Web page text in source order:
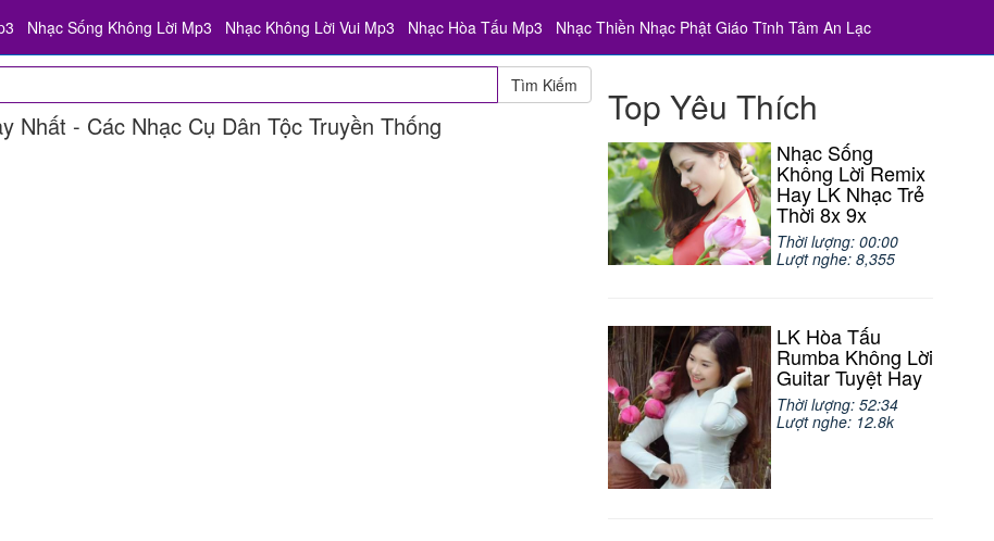
Nhạc Sống Không Lời Mp3 Nhạc Không Lời Vui Mp3 Nhạc Hòa Tấu Mp3 Nhạc Thiền Nhạc Phật Giáo Tĩnh Tâm An Lạc
Tìm Kiếm
Nhất - Các Nhạc Cụ Dân Tộc Truyền Thống Top Yêu Thích
Nhạc Sống
Không Lời Remix
Hay LK Nhạc Trẻ
Thời 8x 9x
Thời lượng: 00:00
Lượt nghe: 8,355
LK Hòa Tấu
Rumba Không Lời
Guitar Tuyệt Hay
Thời lượng: 52:34
Lượt nghe: 12.8k